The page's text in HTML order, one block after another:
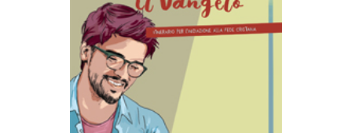
AGGIUNGI AL CARRELLO